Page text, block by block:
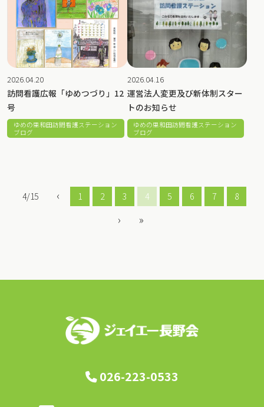
訪問看護広報「ゆめつづり」12
号
2026.04.20
ゆめの里和田訪問看護ステーション
ブログ
運営法人変更及び新体制スター
トのお知らせ
2026.04.16
ゆめの里和田訪問看護ステーション
ブログ
4/15 ‹ 1 2 3 4 5 6 7 8
› »
026-223-0533